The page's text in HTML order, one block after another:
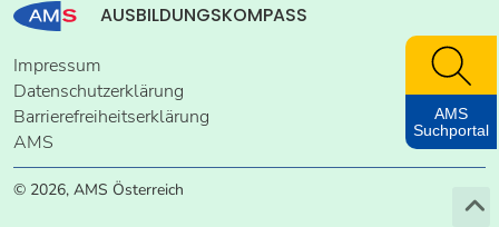
AUSBILDUNGSKOMPASS
Impressum
Datenschutzerklärung
Barrierefreiheitserklärung
AMS
© 2026, AMS Österreich
AMS
Suchportal